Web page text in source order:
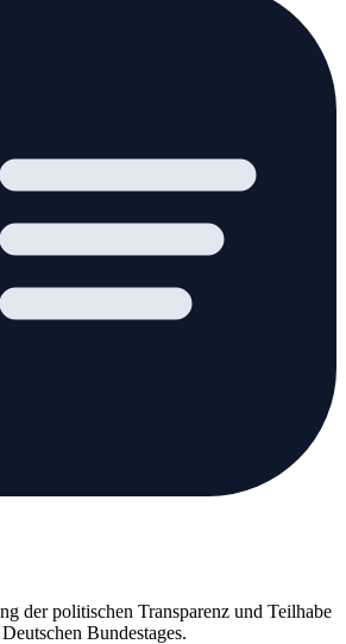
der politischen Transparenz und Teilhabe
Bundestages.